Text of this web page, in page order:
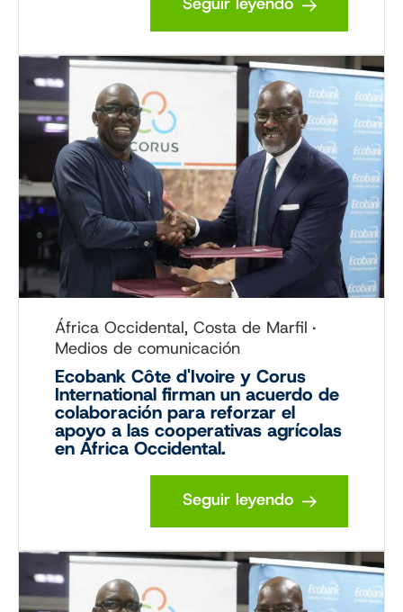
África Occidental, Costa de Marfil
Medios de comunicación
Ecobank Côte d'Ivoire y Corus
International firman un acuerdo de
colaboración para reforzar el
apoyo a las cooperativas agrícolas
en África Occidental.
Seguir leyendo